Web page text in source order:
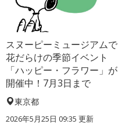
スヌーピーミュージアムで
花だらけの季節イベント
「ハッピー・フラワー」が
開催中！7月3日まで
東京都
2026年5月25日 09:35 更新